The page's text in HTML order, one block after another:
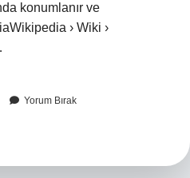
konumlanır ve
› Wiki ›
Yorum Bırak